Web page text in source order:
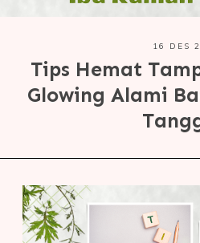
16 DES
Tips Hemat
Glowing Alami